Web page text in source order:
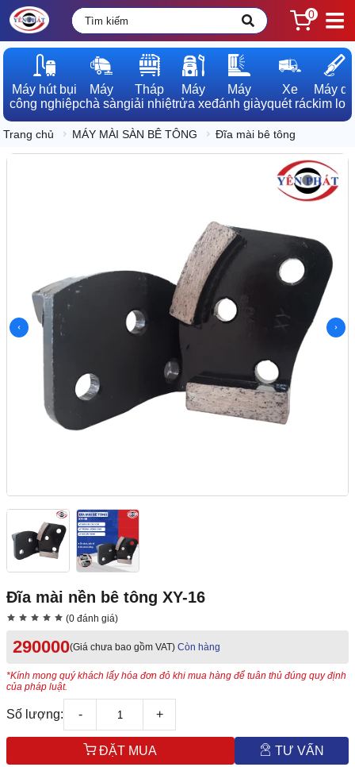
0
Máy hút bụi
công nghiệp
Máy
chà sàn
Tháp
giải nhiệt
Máy
rửa xe
Máy
đánh giày
Xe
quét rác
Máy dò
kim loại
Trang chủ MÁY MÀI SÀN BÊ TÔNG Đĩa mài bê tông
Đĩa mài nền bê tông XY-16
(0 đánh giá)
290000(Giá chưa bao gồm VAT) Còn hàng
*Kính mong quý khách lấy hóa đơn đỏ khi mua hàng để tuân thủ đúng quy định
của pháp luật.
Số lượng: - +
ĐẶT MUA TƯ VẤN